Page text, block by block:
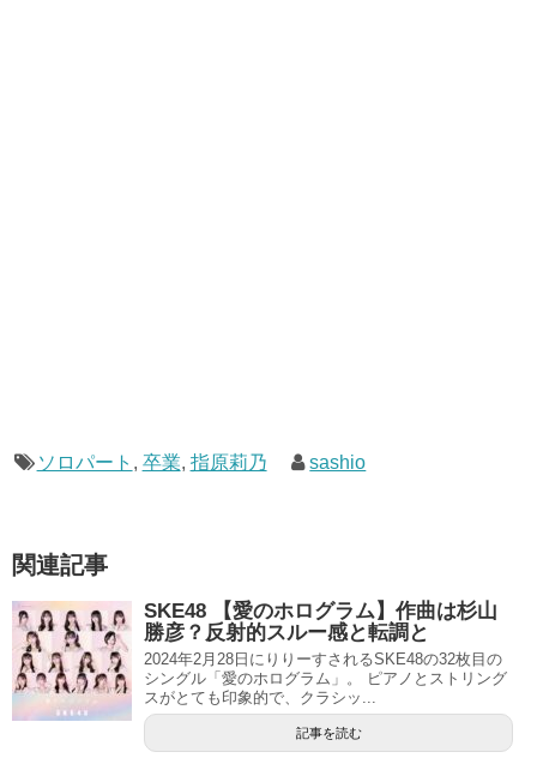
ソロパート , 卒業, 指原莉乃 sashio
関連記事
SKE48 【愛のホログラム】作曲は杉山
勝彦？反射的スルー感と転調と
2024年2月28日にりりーすされるSKE48の32枚目の
シングル「愛のホログラム」。 ピアノとストリング
スがとても印象的で、クラシッ...
記事を読む